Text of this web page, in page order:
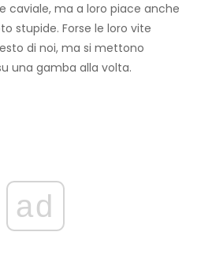
caviale, ma a loro piace anche
stupide. Forse le loro vite
di noi, ma si mettono
una gamba alla volta.
ad